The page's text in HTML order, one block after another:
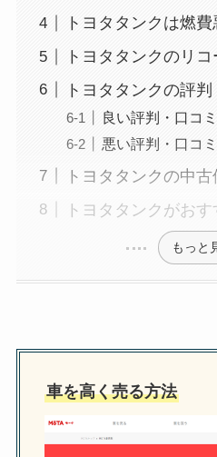
トヨタタンクは燃費
トヨタタンクのリコ
トヨタタンクの評判
良い評判・口コミ
悪い評判・口コミ
トヨタタンクの中古
トヨタタンクがお
もっと
車を高く売る方法